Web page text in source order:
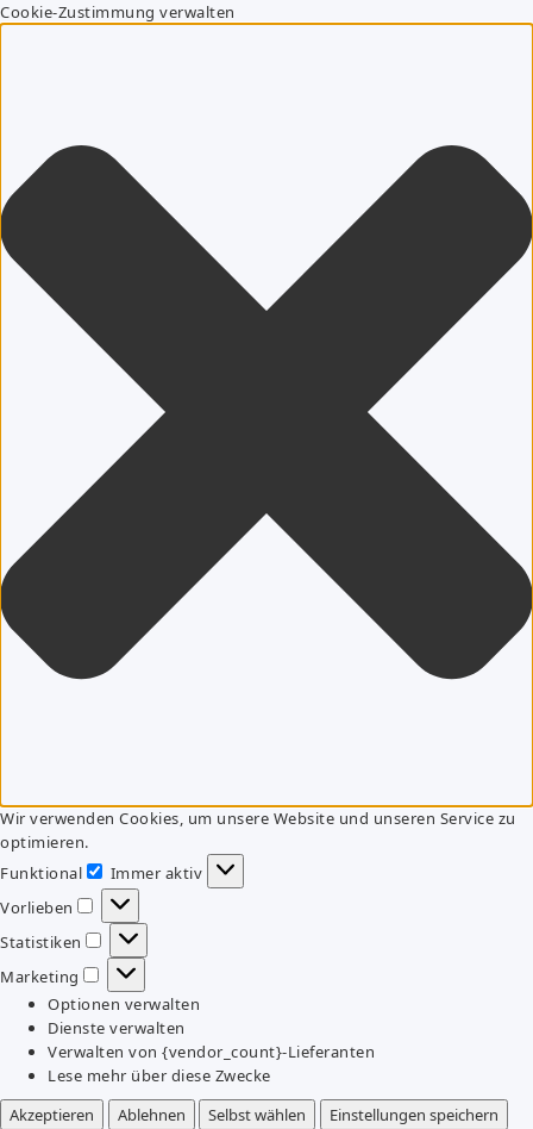
Cookie-Zustimmung verwalten
Wir verwenden Cookies, um unsere Website und unseren Service zu
optimieren.
Funktional
Funktional
Immer aktiv
Vorlieben
Vorlieben
Statistiken
Statistiken
Marketing
Marketing
Optionen verwalten
Dienste verwalten
Verwalten von {vendor_count}-Lieferanten
Lese mehr über diese Zwecke
Akzeptieren
Ablehnen Selbst wählen
Einstellungen speichern